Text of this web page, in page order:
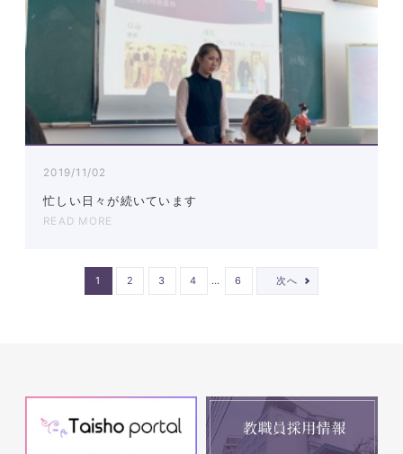
2019/11/02
忙しい日々が続いています
READ MORE
1 2 3 4 … 6 次へ